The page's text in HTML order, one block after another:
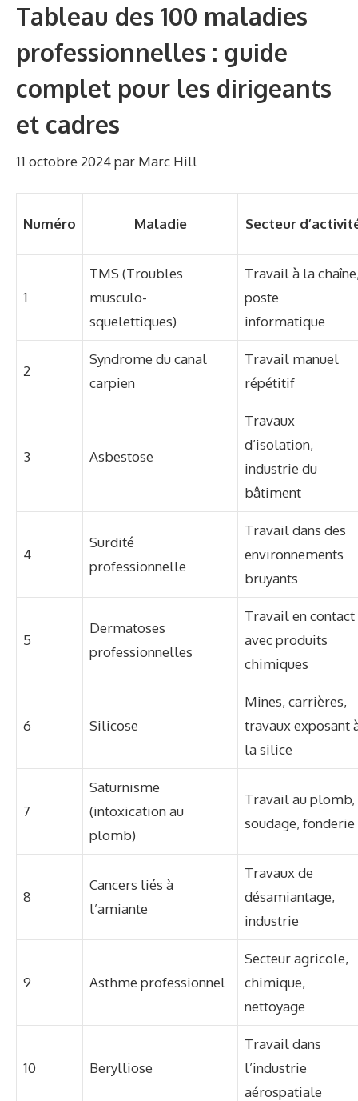
Tableau des 100 maladies
professionnelles : guide
complet pour les dirigeants
et cadres
11 octobre 2024par Marc Hill
Numéro Maladie Secteur
1
TMS (Troubles
musculo-
squelettiques)
Travail à la
poste
informatique
2
Syndrome du canal
carpien
Travail manuel
répétitif
3 Asbestose
Travaux
d’isolation,
industrie du
bâtiment
4
Surdité
professionnelle
Travail dans des
environnements
bruyants
5
Dermatoses
professionnelles
Travail en contact
avec produits
chimiques
6 Silicose
Mines, carrières,
travaux exposant
la silice
7
Saturnisme
(intoxication au
plomb)
Travail au plomb,
soudage, fonderie
8
Cancers liés à
l’amiante
Travaux de
désamiantage,
industrie
9 Asthme professionnel
Secteur agricole,
chimique,
nettoyage
10 Berylliose
Travail dans
l’industrie
aérospatiale